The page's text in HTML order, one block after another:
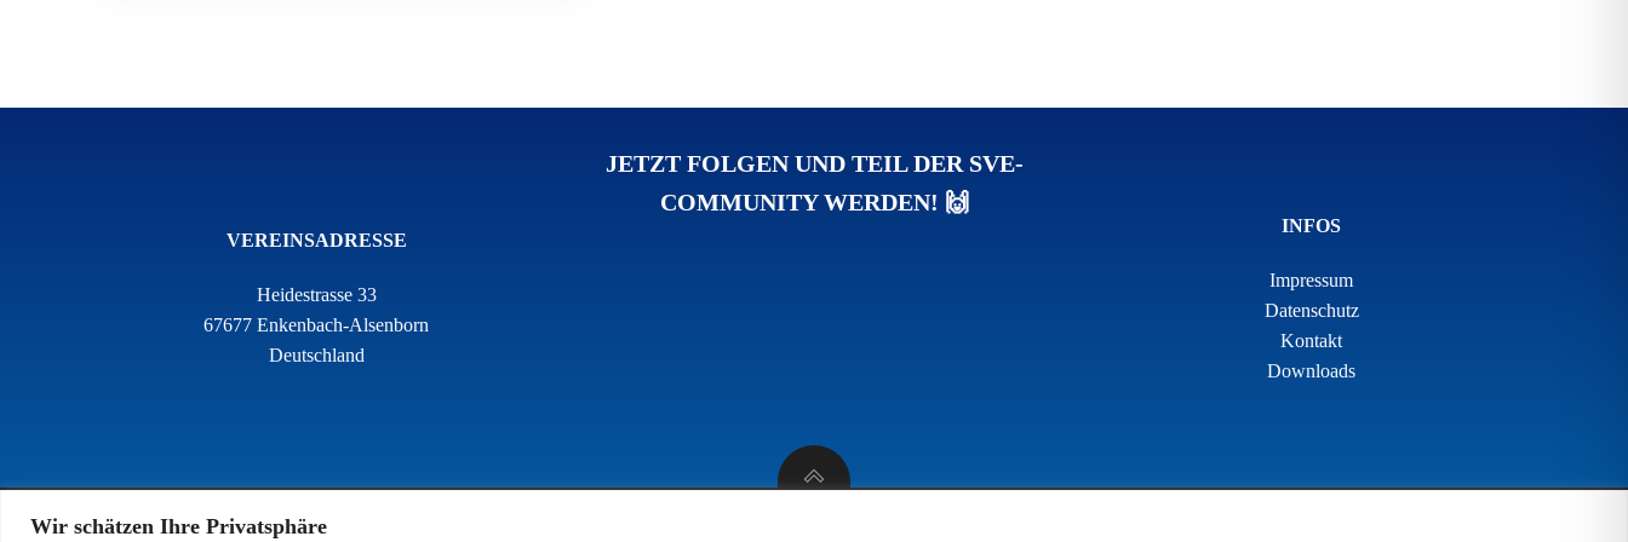
Wir schätzen Ihre Privatsphäre
VEREINSADRESSE
Heidestrasse 33
67677 Enkenbach-Alsenborn
Deutschland
JETZT FOLGEN UND TEIL DER SVE-
COMMUNITY WERDEN! 🙌
INFOS
Impressum
Datenschutz
Kontakt
Downloads